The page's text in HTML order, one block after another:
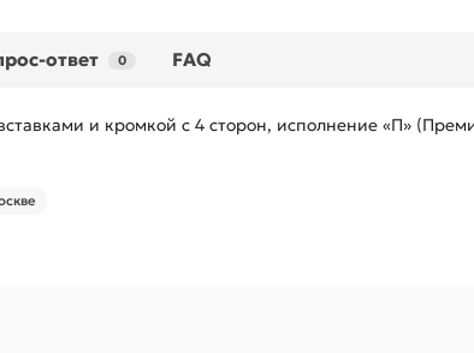
ответ 0 FAQ
и кромкой с 4 сторон, исполнение «П»